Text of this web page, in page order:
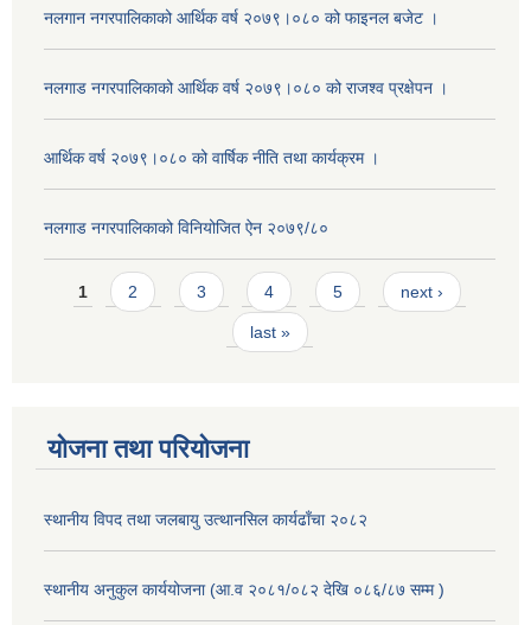
नलगान नगरपालिकाको आर्थिक वर्ष २०७९।०८० को फाइनल बजेट ।
नलगाड नगरपालिकाको आर्थिक वर्ष २०७९।०८० को राजश्व प्रक्षेपन ।
आर्थिक वर्ष २०७९।०८० को वार्षिक नीति तथा कार्यक्रम ।
नलगाड नगरपालिकाको विनियोजित ऐन २०७९/८०
Pages
1 2 3 4 5 next ›
last »
योजना तथा परियोजना
स्थानीय विपद तथा जलबायु उत्थानसिल कार्यढाँचा २०८२
स्थानीय अनुकुल कार्ययोजना (आ.व २०८१/०८२ देखि ०८६/८७ सम्म )